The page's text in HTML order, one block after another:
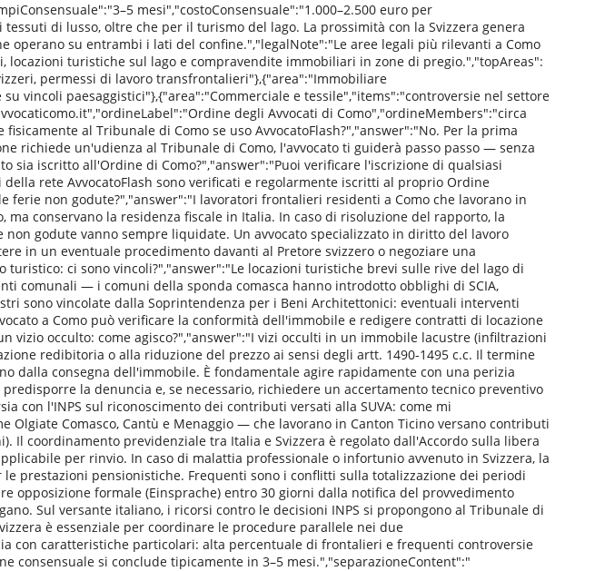
mesi","costoConsensuale":"1.000–2.500 euro per
di lusso, oltre che per il turismo del lago. La prossimità con la Svizzera genera
su entrambi i lati del confine.","legalNote":"Le aree legali più rilevanti a Como
turistiche sul lago e compravendite immobiliari in zone di pregio.","topAreas":
permessi di lavoro transfrontalieri"},{"area":"Immobiliare
vincoli paesaggistici"},{"area":"Commerciale e tessile","items":"controversie nel settore
degli Avvocati di Como","ordineMembers":"circa
al Tribunale di Como se uso AvvocatoFlash?","answer":"No. Per la prima
richiede un'udienza al Tribunale di Como, l'avvocato ti guiderà passo passo — senza
sia iscritto all'Ordine di Como?","answer":"Puoi verificare l'iscrizione di qualsiasi
rete AvvocatoFlash sono verificati e regolarmente iscritti al proprio Ordine
ferie non godute?","answer":"I lavoratori frontalieri residenti a Como che lavorano in
conservano la residenza fiscale in Italia. In caso di risoluzione del rapporto, la
non godute vanno sempre liquidate. Un avvocato specializzato in diritto del lavoro
in un eventuale procedimento davanti al Pretore svizzero o negoziare una
ci sono vincoli?","answer":"Le locazioni turistiche brevi sulle rive del lago di
comunali — i comuni della sponda comasca hanno introdotto obblighi di SCIA,
sono vincolate dalla Soprintendenza per i Beni Architettonici: eventuali interventi
a Como può verificare la conformità dell'immobile e redigere contratti di locazione
occulto: come agisco?","answer":"I vizi occulti in un immobile lacustre (infiltrazioni
redibitoria o alla riduzione del prezzo ai sensi degli artt. 1490-1495 c.c. Il termine
dalla consegna dell'immobile. È fondamentale agire rapidamente con una perizia
la denuncia e, se necessario, richiedere un accertamento tecnico preventivo
con l'INPS sul riconoscimento dei contributi versati alla SUVA: come mi
Comasco, Cantù e Menaggio — che lavorano in Canton Ticino versano contributi
Il coordinamento previdenziale tra Italia e Svizzera è regolato dall'Accordo sulla libera
per rinvio. In caso di malattia professionale o infortunio avvenuto in Svizzera, la
prestazioni pensionistiche. Frequenti sono i conflitti sulla totalizzazione dei periodi
opposizione formale (Einsprache) entro 30 giorni dalla notifica del provvedimento
Sul versante italiano, i ricorsi contro le decisioni INPS si propongono al Tribunale di
è essenziale per coordinare le procedure parallele nei due
con caratteristiche particolari: alta percentuale di frontalieri e frequenti controversie
consensuale si conclude tipicamente in 3–5 mesi.","separazioneContent":"